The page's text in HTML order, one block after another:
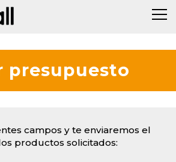
presupuesto
campos y te enviaremos el
productos solicitados: